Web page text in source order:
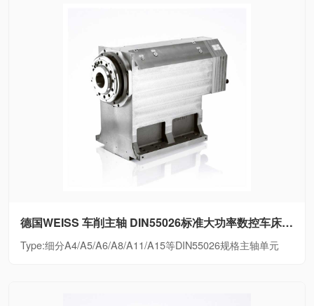
德国WEISS 车削主轴 DIN55026标准大功率数控车床电主轴细分A4/A5/A6/A8/A11/A15等DIN55026规格主轴单元
Type:细分A4/A5/A6/A8/A11/A15等DIN55026规格主轴单元